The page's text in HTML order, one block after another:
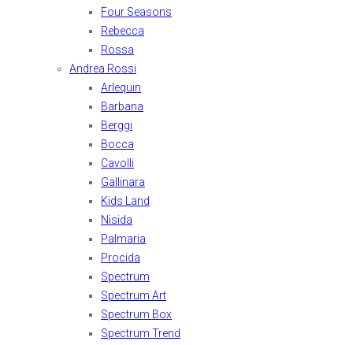
Four Seasons
Rebecca
Rossa
Andrea Rossi
Arlequin
Barbana
Berggi
Bocca
Cavolli
Gallinara
Kids Land
Nisida
Palmaria
Procida
Spectrum
Spectrum Art
Spectrum Box
Spectrum Trend